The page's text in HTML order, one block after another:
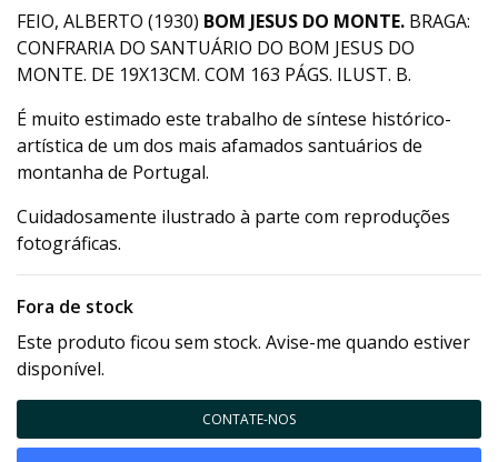
FEIO, ALBERTO (1930) BOM JESUS DO MONTE. BRAGA:
CONFRARIA DO SANTUÁRIO DO BOM JESUS DO
MONTE. DE 19X13CM. COM 163 PÁGS. ILUST. B.
É muito estimado este trabalho de síntese histórico-
artística de um dos mais afamados santuários de
montanha de Portugal.
Cuidadosamente ilustrado à parte com reproduções
fotográficas.
Fora de stock
Este produto ficou sem stock. Avise-me quando estiver
disponível.
CONTATE-NOS